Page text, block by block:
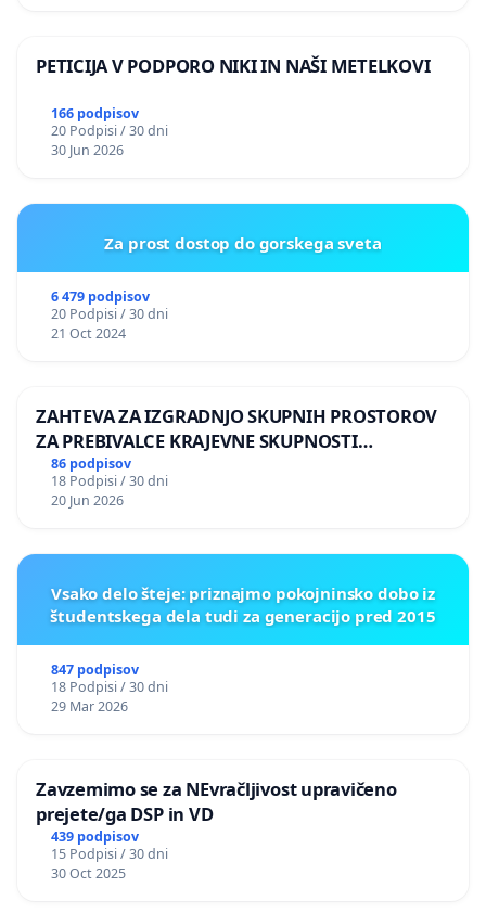
PETICIJA V PODPORO NIKI IN NAŠI METELKOVI
166 podpisov
20 Podpisi / 30 dni
30 Jun 2026
Za prost dostop do gorskega sveta
6 479 podpisov
20 Podpisi / 30 dni
21 Oct 2024
ZAHTEVA ZA IZGRADNJO SKUPNIH PROSTOROV
ZA PREBIVALCE KRAJEVNE SKUPNOSTI
PRESTRANEK
86 podpisov
18 Podpisi / 30 dni
20 Jun 2026
Vsako delo šteje: priznajmo pokojninsko dobo iz
študentskega dela tudi za generacijo pred 2015
847 podpisov
18 Podpisi / 30 dni
29 Mar 2026
Zavzemimo se za NEvračljivost upravičeno
prejete/ga DSP in VD
439 podpisov
15 Podpisi / 30 dni
30 Oct 2025